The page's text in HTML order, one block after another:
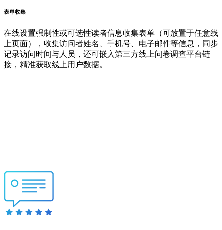
表单收集
在线设置强制性或可选性读者信息收集表单（可放置于任意线
上页面），收集访问者姓名、手机号、电子邮件等信息，同步
记录访问时间与人员，还可嵌入第三方线上问卷调查平台链
接，精准获取线上用户数据。